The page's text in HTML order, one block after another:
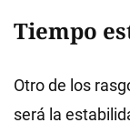
Tiempo
Otro de los
será la